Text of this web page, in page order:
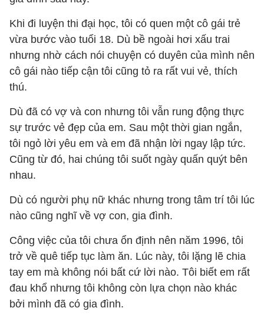
Khi đi luyện thi đại học, tôi có quen một cô gái trẻ
vừa bước vào tuổi 18. Dù bề ngoài hơi xấu trai
nhưng nhờ cách nói chuyện có duyên của mình nên
cô gái nào tiếp cận tôi cũng tỏ ra rất vui vẻ, thích
thú.
Dù đã có vợ và con nhưng tôi vẫn rung động thực
sự trước vẻ đẹp của em. Sau một thời gian ngắn,
tôi ngỏ lời yêu em và em đã nhận lời ngay lập tức.
Cũng từ đó, hai chúng tôi suốt ngày quấn quýt bên
nhau.
Dù có người phụ nữ khác nhưng trong tâm trí tôi lúc
nào cũng nghĩ về vợ con, gia đình.
Công việc của tôi chưa ổn định nên năm 1996, tôi
trở về quê tiếp tục làm ăn. Lúc này, tôi lặng lẽ chia
tay em mà không nói bất cứ lời nào. Tôi biết em rất
đau khổ nhưng tôi không còn lựa chọn nào khác
bởi mình đã có gia đình.